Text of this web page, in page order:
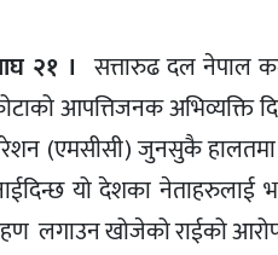
२१ ।सत्तारुढ दल नेपाल
आपत्तिजनक अभिव्यक्ति
(एमसीसी) जुनसुकै
यो देशका नेताहरुलाई
लगाउन खोजेको राईको